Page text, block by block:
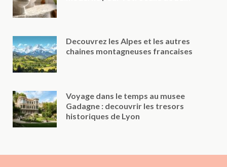
Decouvrez les Alpes et les autres
chaines montagneuses francaises
Voyage dans le temps au musee
Gadagne : decouvrir les tresors
historiques de Lyon